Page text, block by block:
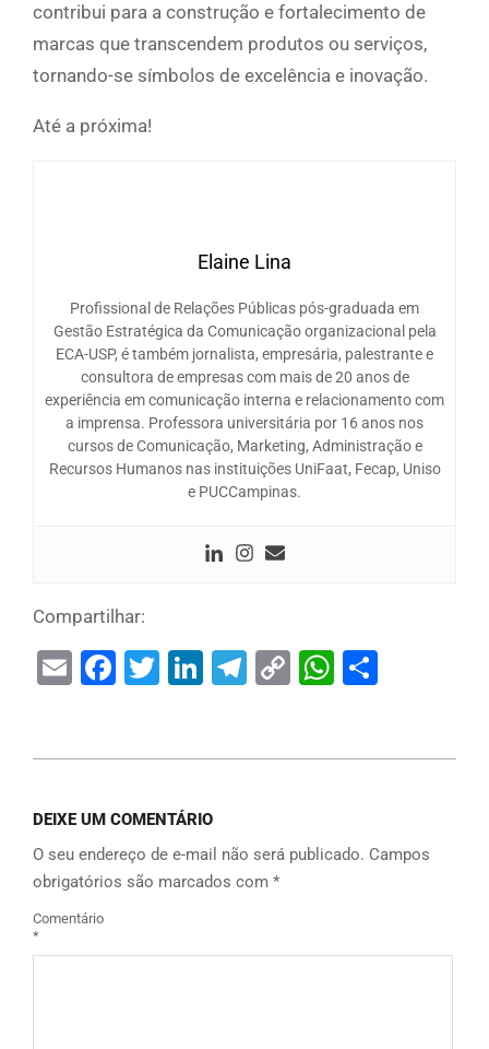
contribui para a construção e fortalecimento de
marcas que transcendem produtos ou serviços,
tornando-se símbolos de excelência e inovação.
Até a próxima!
Elaine Lina
Profissional de Relações Públicas pós-graduada em
Gestão Estratégica da Comunicação organizacional pela
ECA-USP, é também jornalista, empresária, palestrante e
consultora de empresas com mais de 20 anos de
experiência em comunicação interna e relacionamento com
a imprensa. Professora universitária por 16 anos nos
cursos de Comunicação, Marketing, Administração e
Recursos Humanos nas instituições UniFaat, Fecap, Uniso
e PUCCampinas.
Compartilhar:
EmailFacebook
Twitter
LinkedIn
Telegram
Copy
DEIXE UM COMENTÁRIO
O seu endereço de e-mail não será publicado. Campos
obrigatórios são marcados com *
Comentário
*